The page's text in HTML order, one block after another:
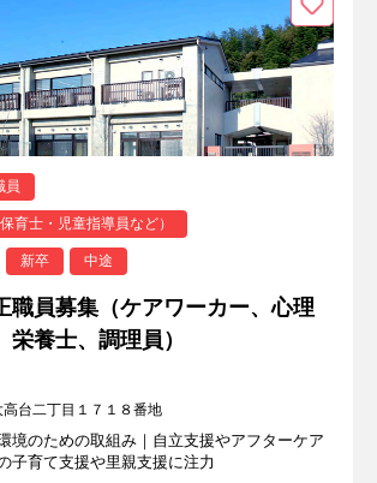
員
育士・児童指導員など）
新卒 中途
職員募集（ケアワーカー、心理
栄養士、調理員）
台二丁目１７１８番地
境のための取組み｜自立支援やアフターケア
子育て支援や里親支援に注力